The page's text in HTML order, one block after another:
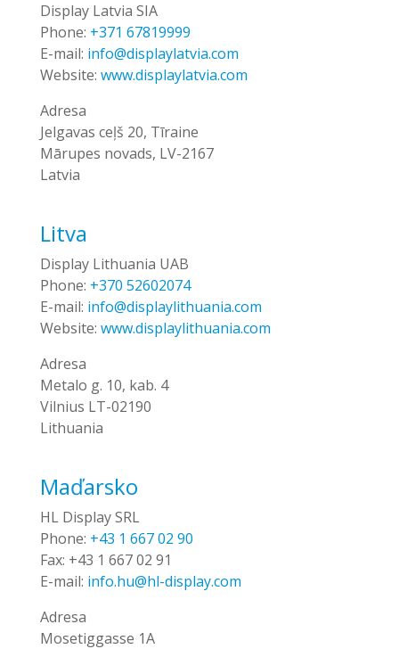
Display Latvia SIA
Phone: +371 67819999
E-mail: info@displaylatvia.com
Website: www.displaylatvia.com
Adresa
Jelgavas ceļš 20, Tīraine
Mārupes novads, LV-2167
Latvia
Litva
Display Lithuania UAB
Phone: +370 52602074
E-mail: info@displaylithuania.com
Website: www.displaylithuania.com
Adresa
Metalo g. 10, kab. 4
Vilnius LT-02190
Lithuania
Maďarsko
HL Display SRL
Phone: +43 1 667 02 90
Fax: +43 1 667 02 91
E-mail: info.hu@hl-display.com
Adresa
Mosetiggasse 1A